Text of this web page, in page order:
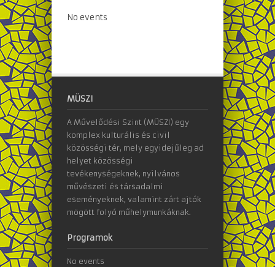
No events
MÜSZI
A Művelődési Szint (MÜSZI) egy
komplex kulturális és civil
közösségi tér, mely egyidejűleg ad
helyet közösségi
tevékenységeknek, nyilvános
művészeti és társadalmi
eseményeknek, valamint zárt ajtók
mögött folyó műhelymunkáknak.
Programok
No events